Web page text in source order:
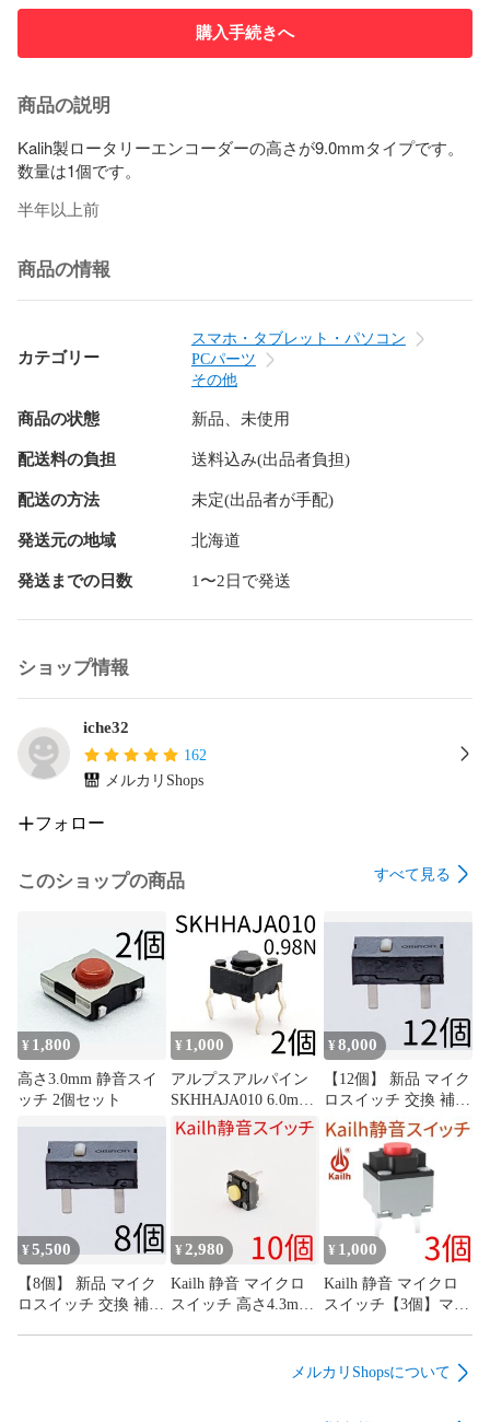
購入手続きへ
商品の説明
Kalih製ロータリーエンコーダーの高さが9.0mmタイプです。
半年以上前
商品の情報
カテゴリー
スマホ・タブレット・パソコン
PCパーツ
その他
商品の状態 新品、未使用
配送料の負担 送料込み(出品者負担)
配送の方法 未定(出品者が手配)
発送元の地域 北海道
発送までの日数 1〜2日で発送
ショップ情報
iche32
162
メルカリShops
フォロー
このショップの商品 すべて見る
¥ 1,800
高さ3.0mm 静音スイ
ッチ 2個セット
¥ 1,000
アルプスアルパイン
SKHHAJA010 6.0mm
角タイプ タクトスイ
ッチ 0.98N 4本足 4フ
¥8,000
【12個】 新品 マイク
ロスイッチ 交換 補修
パーツ 修理 リペア
G13 G13r オムロン
omron
¥5,500
【8個】 新品 マイク
ロスイッチ 交換 補修
¥2,980
Kailh 静音 マイクロ
スイッチ 高さ4.3mm
¥ 1,000
Kailh 静音 マイクロ
スイッチ【3個】マウ
メルカリShopsについて